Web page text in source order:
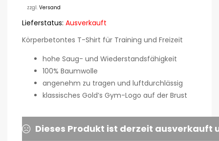
zzgl. Versand
Lieferstatus: Ausverkauft
Körperbetontes T-Shirt für Training und Freizeit
hohe Saug- und Wiederstandsfähigkeit
100% Baumwolle
angenehm zu tragen und luftdurchlässig
klassisches Gold’s Gym-Logo auf der Brust
Dieses Produkt ist derzeit ausverkauft